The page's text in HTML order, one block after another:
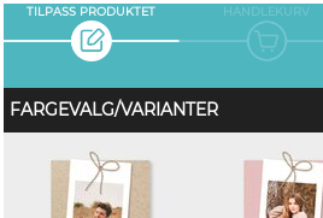
TILPASS PRODUKTET HANDLEKURV
FARGEVALG/VARIANTER